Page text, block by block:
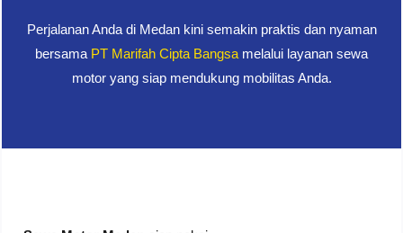
Perjalanan Anda di Medan kini semakin praktis dan nyaman
bersama PT Marifah Cipta Bangsa melalui layanan sewa
motor yang siap mendukung mobilitas Anda.